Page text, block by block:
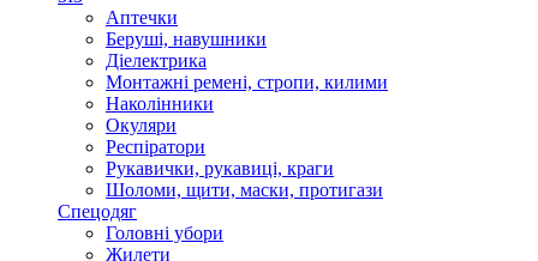
Аптечки
Беруші, навушники
Діелектрика
Монтажні ремені, стропи, килими
Наколінники
Окуляри
Респіратори
Рукавички, рукавиці, краги
Шоломи, щити, маски, протигази
Спецодяг
Головні убори
Жилети